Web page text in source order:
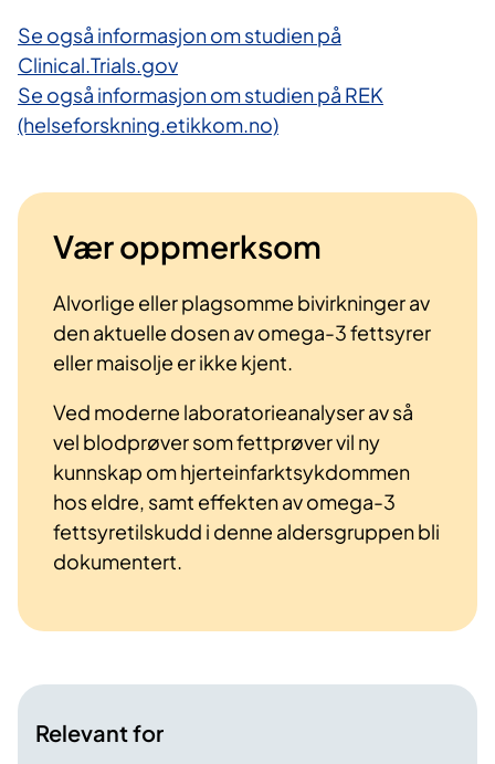
Se også informasjon om studien på
Clinical.Trials.gov
Se også informasjon om studien på REK
(helseforskning.etikkom.no)
Vær oppmerksom
Alvorlige eller plagsomme bivirkninger av
den aktuelle dosen av omega-3 fettsyrer
eller maisolje er ikke kjent.
Ved moderne laboratorieanalyser av så
vel blodprøver som fettprøver vil ny
kunnskap om hjerteinfarktsykdommen
hos eldre, samt effekten av omega-3
fettsyretilskudd i denne aldersgruppen bli
dokumentert.
Relevant for